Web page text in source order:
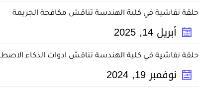
حلقة نقاشية في كلية الهندسة تناقش مكافحة الجريمة
أبريل 14
,
2025
حلقة نقاشية في كلية الهندسة تناقش ادوات الذكاء
نوفمبر19
,
2024